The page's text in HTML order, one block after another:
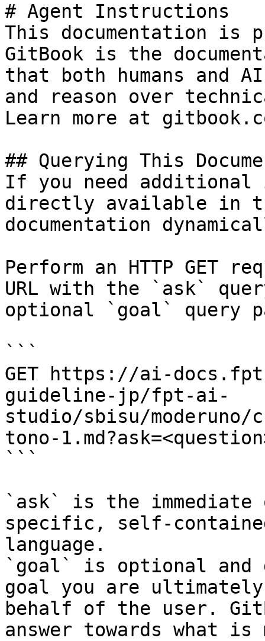
# Agent Instructions
This documentation is
GitBook is the
that both humans and
and reason over
Learn more at
## Querying This
If you need
directly available in
documentation
Perform an HTTP GET
URL with the `ask`
optional `goal` query
```
GET https://ai-
guideline-jp/fpt-ai-
studio/sbisu/
tono-
```
`ask` is the
specific, self-
language.
`goal` is optional and
goal you are
behalf of the user.
answer towards what